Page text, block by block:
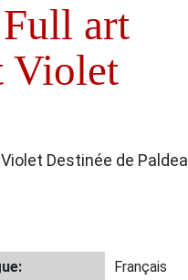
art
Violet
Destinée de Paldea
Français